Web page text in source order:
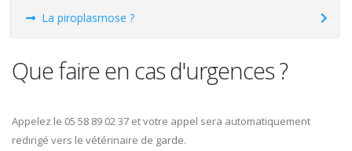
La piroplasmose ?
Que faire en cas d'urgences ?
Appelez le 05 58 89 02 37 et votre appel sera automatiquement
redirigé vers le vétérinaire de garde.